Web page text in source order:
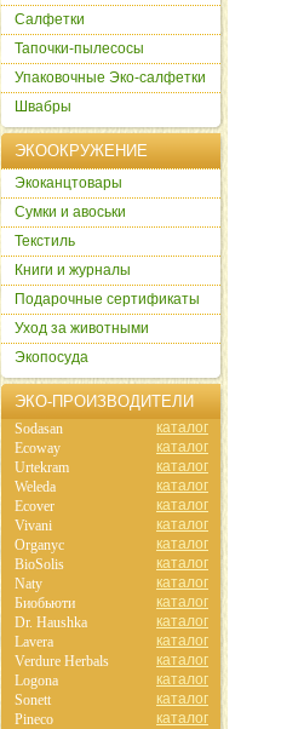
Салфетки
Тапочки-пылесосы
Упаковочные Эко-салфетки
Швабры
ЭКООКРУЖЕНИЕ
Экоканцтовары
Сумки и авоськи
Текстиль
Книги и журналы
Подарочные сертификаты
Уход за животными
Экопосуда
ЭКО-ПРОИЗВОДИТЕЛИ
Sodasan
каталог
Ecoway
каталог
Urtekram
каталог
Weleda
каталог
Ecover
каталог
Vivani
каталог
Organyc
каталог
BioSolis
каталог
Naty
каталог
Биобьюти
каталог
Dr. Haushka
каталог
Lavera
каталог
Verdure Herbals
каталог
Logona
каталог
Sonett
каталог
Pineco
каталог